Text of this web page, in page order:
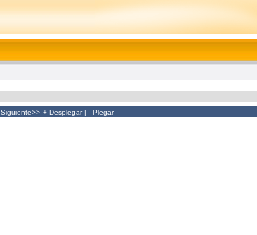
Siguiente>> + Desplegar| - Plegar